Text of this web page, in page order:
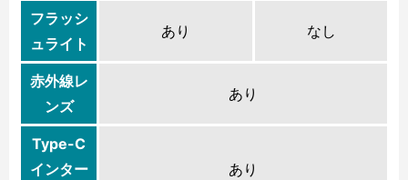
フラッシ
ュライト
あり なし
赤外線レ
ンズ
あり
Type-C
インター
あり